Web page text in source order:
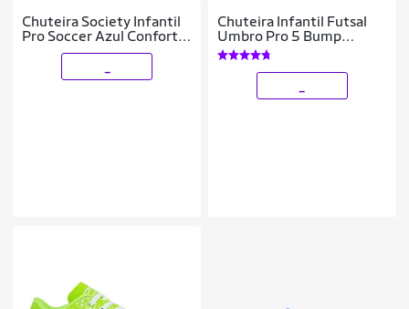
Chuteira Society Infantil
Pro Soccer Azul Conforto
e Performance
Chuteira Infantil Futsal
Umbro Pro 5 Bump
Unissex